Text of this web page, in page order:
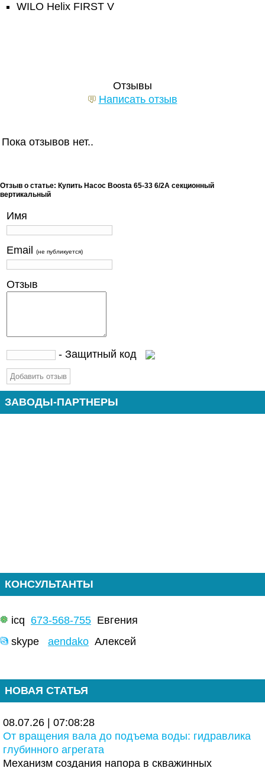
WILO Helix FIRST V
Отзывы
Написать отзыв
Пока отзывов нет..
Отзыв о статье: Купить Насос Boosta 65-33 6/2A секционный
вертикальный
Имя
Email (не публикуется)
Отзыв
- Защитный код
ЗАВОДЫ-ПАРТНЕРЫ
КОНСУЛЬТАНТЫ
icq 673-568-755 Евгения
skype aendako Алексей
НОВАЯ СТАТЬЯ
08.07.26 | 07:08:28
От вращения вала до подъема воды: гидравлика
глубинного агрегата
Механизм создания напора в скважинных